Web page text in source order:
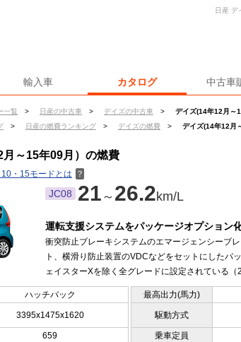
輸入車 カタログ 中古車
一覧 > 日産の中古車 > デイズの中古車 >
デイズ(14年12月～
> 日産の燃費ランキング > デイズの燃費 > デイズ(14年12月
日産 デ
月～15年09月）の燃費
・15モードとは ？
JC08 21 ～ 26.2km/L
運転支援システムをパッケージオプション
衝突防止ブレーキシステムのエマージェンシーブ
ト、横滑り防止装置のVDCなどをセットにしたパ
ェイスターXを除く全グレードに設定されている（
ハッチバック 最高出力(馬力)
3395x1475x1620 駆動方式
659 乗車定員